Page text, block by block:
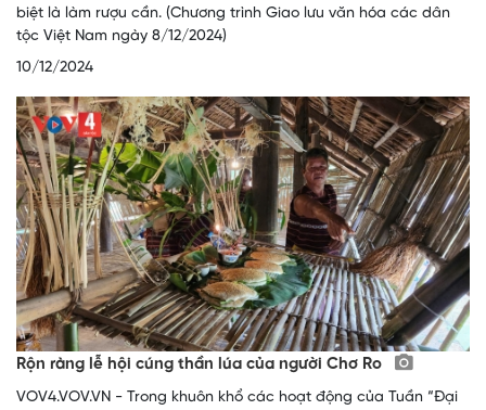
biệt là làm rượu cần. (Chương trình Giao lưu văn hóa các dân
tộc Việt Nam ngày 8/12/2024)
10/12/2024
Rộn ràng lễ hội cúng thần lúa của người Chơ Ro
VOV4.VOV.VN - Trong khuôn khổ các hoạt động của Tuần “Đại